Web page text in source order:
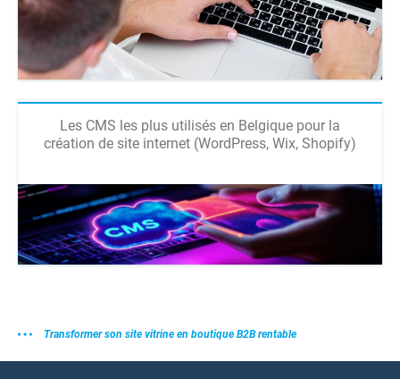
Les CMS les plus utilisés en Belgique pour la
création de site internet (WordPress, Wix, Shopify)
Transformer son site vitrine en boutique B2B rentable